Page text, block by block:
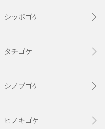
シッポゴケ
タチゴケ
シノブゴケ
ヒノキゴケ